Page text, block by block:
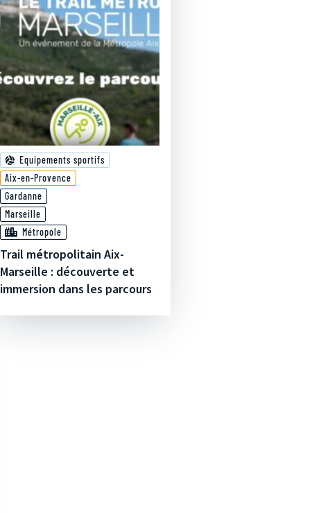
Equipements sportifs
Aix-en-Provence
Gardanne
Marseille
Métropole
Trail métropolitain Aix-
Marseille : découverte et
immersion dans les parcours